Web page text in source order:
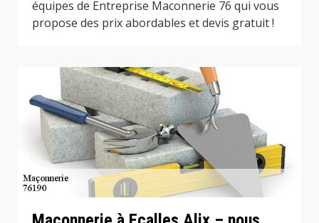
équipes de Entreprise Maconnerie 76 qui vous
propose des prix abordables et devis gratuit !